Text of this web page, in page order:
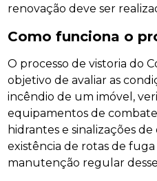
renovação deve ser
Como funciona o
O processo de vistoria do
objetivo de avaliar as
incêndio de um imóvel,
equipamentos de
hidrantes e sinalizações
existência de rotas de
manutenção regular